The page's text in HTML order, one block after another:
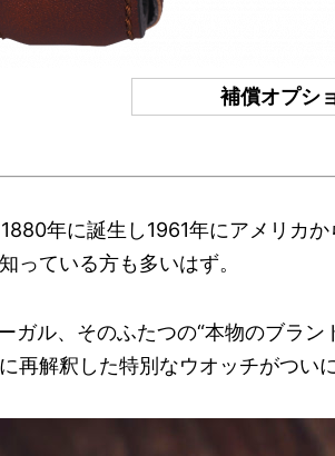
補償オプシ
年に誕生し1961年にアメリカ
っている方も多いはず。
ガル、そのふたつの“本物のブラン
再解釈した特別なウオッチがつい